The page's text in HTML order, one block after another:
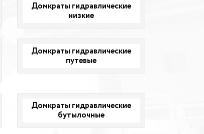
Домкраты гидравлические
низкие
Домкраты гидравлические
путевые
Домкраты гидравлические
бутылочные